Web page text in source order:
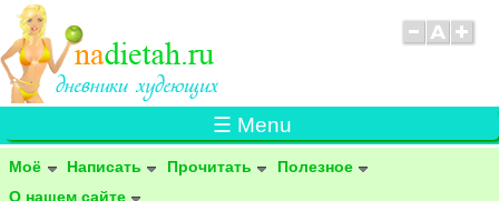
☰ Menu
Моё Написать Прочитать
Полезное
О нашем сайте